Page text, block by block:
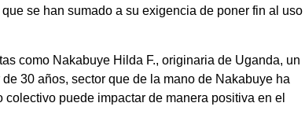
se han sumado a su exigencia de poner fin al uso
como Nakabuye Hilda F., originaria de Uganda, un
30 años, sector que de la mano de Nakabuye ha
puede impactar de manera positiva en el